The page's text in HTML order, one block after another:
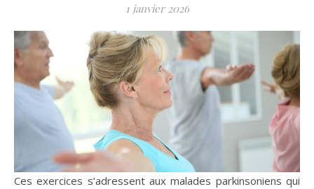
1 janvier 2026
Ces exercices s’adressent aux malades parkinsoniens qui